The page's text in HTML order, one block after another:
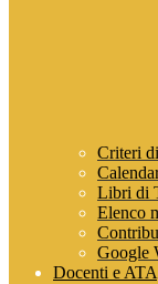
Criteri
Libri di
Elenco
Google
Docenti e ATA